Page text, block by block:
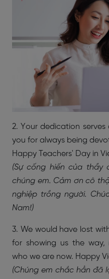
2. Your dedication
you for always being
Happy Teachers' Day in
(Sự cống hiến của
chúng em. Cảm ơn cô
nghiệp trồng người.
Nam!)
3. We would have lost
for showing us the way,
who we are now. Happy
(Chúng em chắc hẳn đã